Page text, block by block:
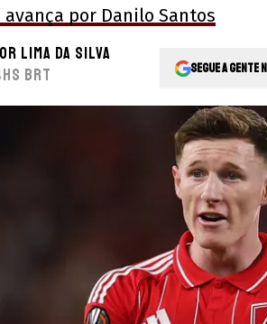
por Danilo Santos
Lima Da Silva
BRT
Segue a gente